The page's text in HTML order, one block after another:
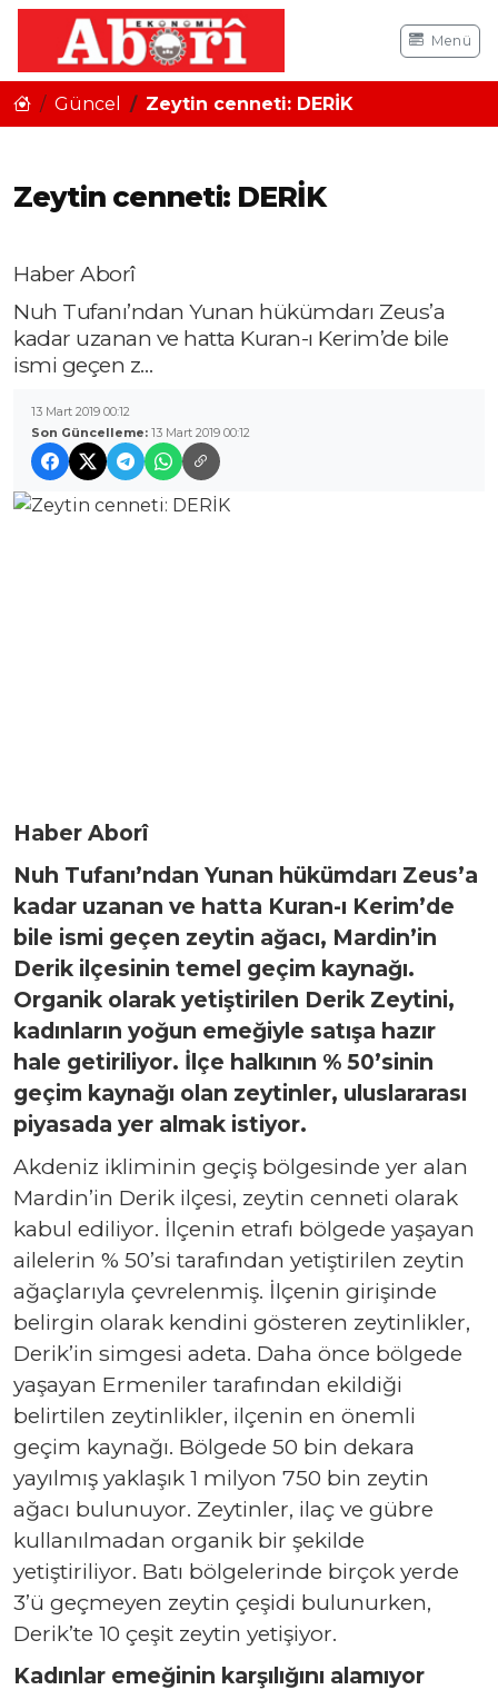
Menü
Güncel Zeytin cenneti: DERİK
Zeytin cenneti: DERİK
Haber Aborî
Nuh Tufanı’ndan Yunan hükümdarı Zeus’a
kadar uzanan ve hatta Kuran-ı Kerim’de bile
ismi geçen z…
13 Mart 2019 00:12
Son Güncelleme: 13 Mart 2019 00:12
Haber Aborî
Nuh Tufanı’ndan Yunan hükümdarı Zeus’a
kadar uzanan ve hatta Kuran-ı Kerim’de
bile ismi geçen zeytin ağacı, Mardin’in
Derik ilçesinin temel geçim kaynağı.
Organik olarak yetiştirilen Derik Zeytini,
kadınların yoğun emeğiyle satışa hazır
hale getiriliyor. İlçe halkının % 50’sinin
geçim kaynağı olan zeytinler, uluslararası
piyasada yer almak istiyor.
Akdeniz ikliminin geçiş bölgesinde yer alan
Mardin’in Derik ilçesi, zeytin cenneti olarak
kabul ediliyor. İlçenin etrafı bölgede yaşayan
ailelerin % 50’si tarafından yetiştirilen zeytin
ağaçlarıyla çevrelenmiş. İlçenin girişinde
belirgin olarak kendini gösteren zeytinlikler,
Derik’in simgesi adeta. Daha önce bölgede
yaşayan Ermeniler tarafından ekildiği
belirtilen zeytinlikler, ilçenin en önemli
geçim kaynağı. Bölgede 50 bin dekara
yayılmış yaklaşık 1 milyon 750 bin zeytin
ağacı bulunuyor. Zeytinler, ilaç ve gübre
kullanılmadan organik bir şekilde
yetiştiriliyor. Batı bölgelerinde birçok yerde
3’ü geçmeyen zeytin çeşidi bulunurken,
Derik’te 10 çeşit zeytin yetişiyor.
Kadınlar emeğinin karşılığını alamıyor